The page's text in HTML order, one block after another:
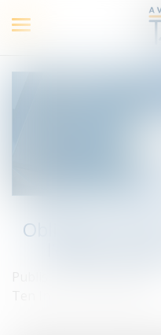
Ouvrir
menu
Obligation de